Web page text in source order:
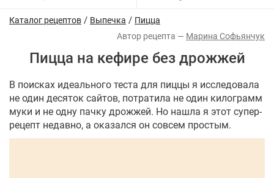
Каталог рецептов / Выпечка / Пицца
Марина Софьянчук
Пицца на кефире без дрожжей
В поисках идеального теста для пиццы я исследовала
не один десяток сайтов, потратила не один килограмм
муки и не одну пачку дрожжей. Но нашла я этот супер-
рецепт недавно, а оказался он совсем простым.